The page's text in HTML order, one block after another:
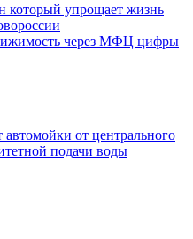
который упрощает жизнь
через МФЦ цифры
от центрального
подачи воды